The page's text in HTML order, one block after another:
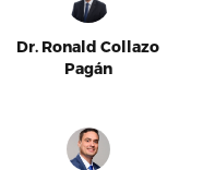
Dr. Ronald Collazo
Pagán